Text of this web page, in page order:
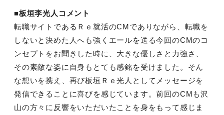
■板垣李光人コメント
転職サイトであるＲｅ就活のCMでありながら、転職を
しないと決めた人へも強くエールを送る今回のCMのコ
ンセプトをお聞きした時に、大きな優しさと力強さ、
その素敵な姿に自身もとても感銘を受けました。そん
な想いを携え、再び板垣Ｒｅ光人としてメッセージを
発信できることに喜びを感じています。前回のCMも沢
山の方々に反響をいただいたことを身をもって感じま